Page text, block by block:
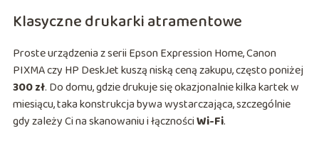
Klasyczne drukarki atramentowe
Proste urządzenia z serii Epson Expression Home, Canon
PIXMA czy HP DeskJet kuszą niską ceną zakupu, często poniżej
300 zł. Do domu, gdzie drukuje się okazjonalnie kilka kartek w
miesiącu, taka konstrukcja bywa wystarczająca, szczególnie
gdy zależy Ci na skanowaniu i łącznościWi-Fi.